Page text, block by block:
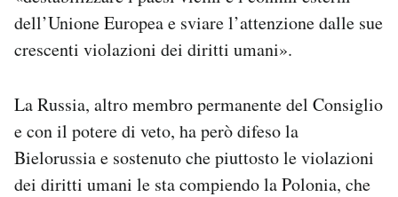
dell’Unione Europea e sviare l’attenzione dalle sue
crescenti violazioni dei diritti umani».
La Russia, altro membro permanente del Consiglio
e con il potere di veto, ha però difeso la
Bielorussia e sostenuto che piuttosto le violazioni
dei diritti umani le sta compiendo la Polonia, che